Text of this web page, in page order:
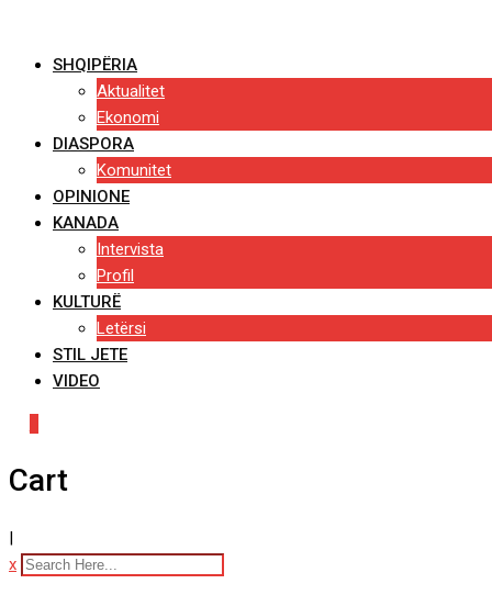
contentSHQIPËRIA
Aktualitet
Ekonomi
DIASPORA
Komunitet
OPINIONE
KANADA
Intervista
Profil
KULTURË
Letërsi
STIL JETE
VIDEO
Cart
x